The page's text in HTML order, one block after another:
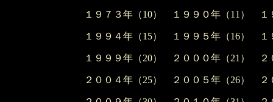
１９７３年（10） １９９０年（11）
１９９４年（15） １９９５年（16）
１９９９年（20） ２０００年（21）
２００４年（25） ２００５年（26）